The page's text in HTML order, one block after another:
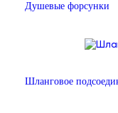
Душевые форсунки
Шланговое